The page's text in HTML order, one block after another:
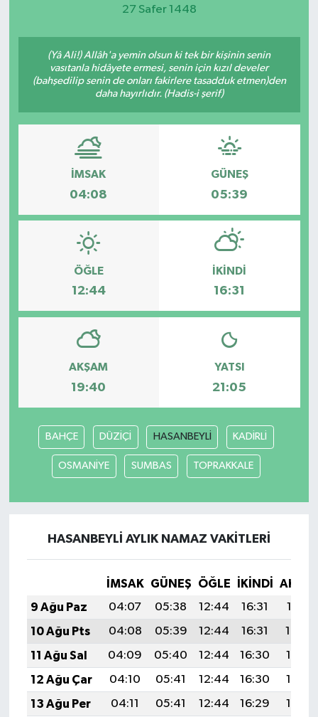
27 Safer 1448
(Yâ Ali!) Allâh'a yemin olsun ki tek bir kişinin senin
vasıtanla hidâyete ermesi, senin için kızıl develer
(bahşedilip senin de onları fakirlere tasadduk etmen)den
daha hayırlıdır. (Hadis-i şerif)
İMSAK
04:08
GÜNEŞ
05:39
ÖĞLE
12:44
İKINDI
16:31
AKŞAM
19:40
YATSI
21:05
BAHÇE DÜZİÇİ HASANBEYLİ KADİRLİ
OSMANİYE SUMBAS TOPRAKKALE
HASANBEYLİ AYLIK NAMAZ VAKITLERI
İMSAK GÜNEŞ ÖĞLE İKINDI
9 Ağu Paz
04:07 05:38 12:44 16:31
19:41
10 Ağu Pts
04:08 05:39 12:44 16:31
19:40
11 Ağu Sal
04:09 05:40 12:44 16:30
19:38
12 Ağu Çar
04:10 05:41 12:44 16:30
19:37
13 Ağu Per
04:11 05:41 12:44 16:29
19:36
Etkinlikler